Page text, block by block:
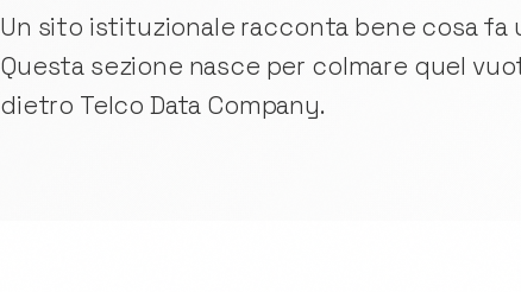
Un sito istituzionale racconta bene cosa fa
Questa sezione nasce per colmare quel
dietro Telco Data Company.